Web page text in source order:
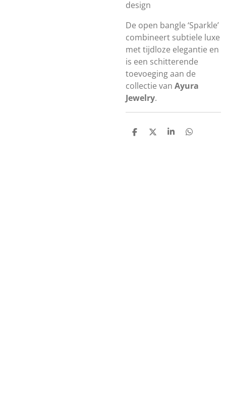
design
De open bangle ‘Sparkle’
combineert subtiele luxe
met tijdloze elegantie en
is een schitterende
toevoeging aan de
collectie van Ayura
Jewelry.
D
D
S
D